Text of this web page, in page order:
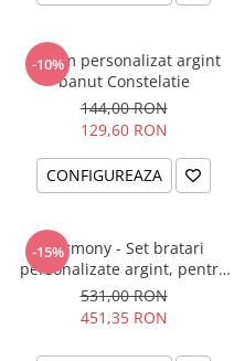
-10%
Charm personalizat argint
banut Constelatie
144,00 RON
129,60 RON
CONFIGUREAZA
-15%
Harmony - Set bratari
personalizate argint, pentru
el si ea
531,00 RON
451,35 RON